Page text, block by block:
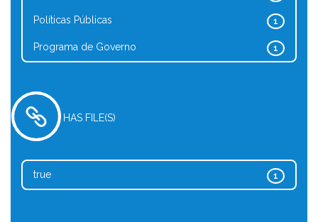
1
Políticas Públicas
1
Programa de Governo
HAS FILE(S)
1
true